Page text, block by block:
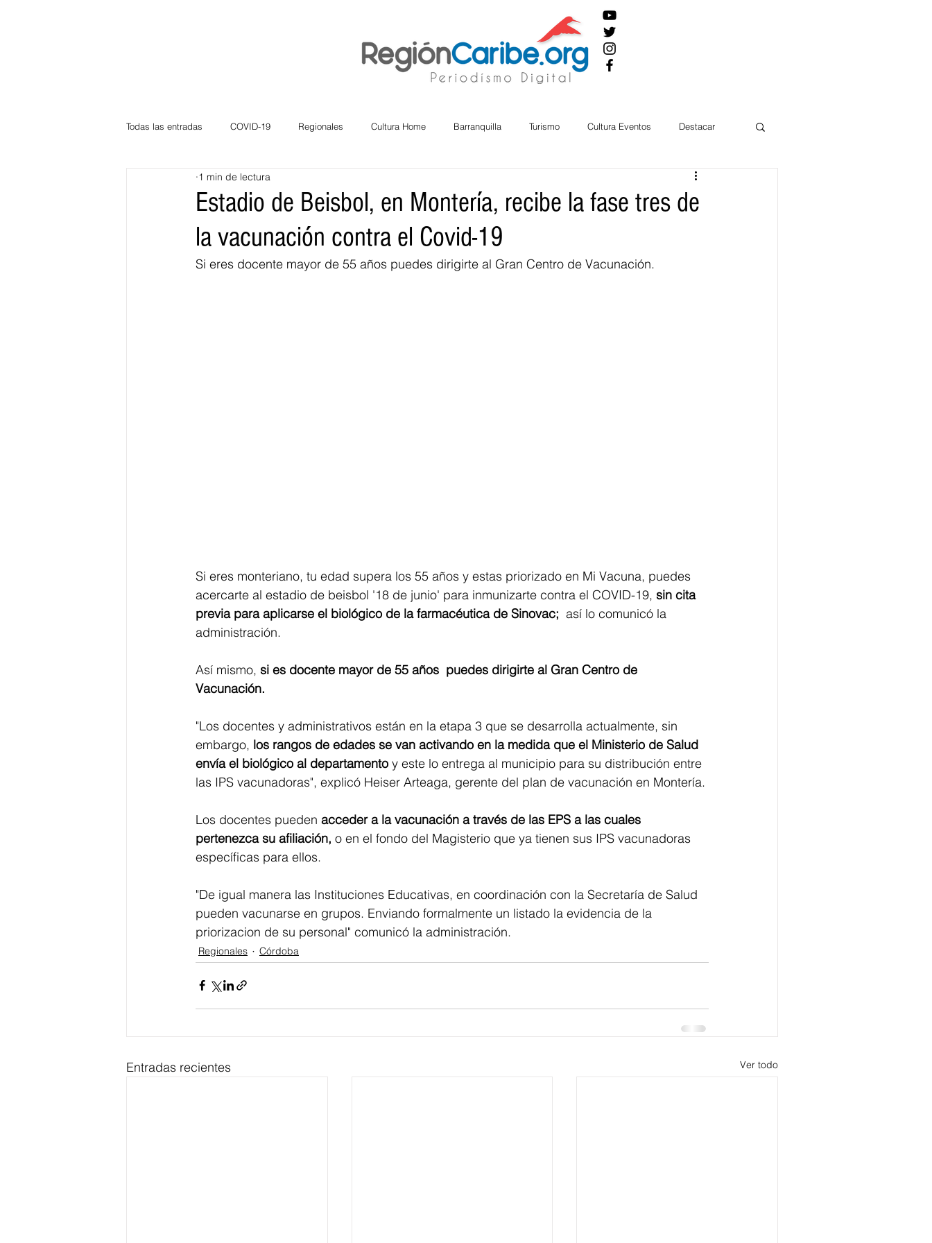
Todas las entradas COVID-19 Regionales Cultura Home Barranquilla Turismo Cultura Eventos Destacar
Atlántico
Bloggeros Hermanos Mayores Economía RAP CARIBE
Estadio de Beisbol, en Montería, recibe la fase tres de
la vacunación contra el Covid-19
1 min de lectura
Si eres docente mayor de 55 años puedes dirigirte al Gran Centro de Vacunación.
Si eres monteriano, tu edad supera los 55 años y estas priorizado en Mi Vacuna, puedes
acercarte al estadio de beisbol '18 de junio' para inmunizarte contra el COVID-19, sin cita
previa para aplicarse el biológico de la farmacéutica de Sinovac; así lo comunicó la
administración.
Así mismo, si es docente mayor de 55 años  puedes dirigirte al Gran Centro de
Vacunación.
"Los docentes y administrativos están en la etapa 3 que se desarrolla actualmente, sin
embargo, los rangos de edades se van activando en la medida que el Ministerio de Salud
envía el biológico al departamento y este lo entrega al municipio para su distribución entre
las IPS vacunadoras", explicó Heiser Arteaga, gerente del plan de vacunación en Montería.
Los docentes pueden acceder a la vacunación a través de las EPS a las cuales
pertenezca su afiliación, o en el fondo del Magisterio que ya tienen sus IPS vacunadoras
específicas para ellos.
"De igual manera las Instituciones Educativas, en coordinación con la Secretaría de Salud
pueden vacunarse en grupos. Enviando formalmente un listado la evidencia de la
priorizacion de su personal" comunicó la administración.
Regionales Córdoba
Entradas recientes Ver todo